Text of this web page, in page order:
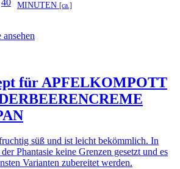
MINUTEN [ca.]
für APFELKOMPOTT
süß und ist leicht bekömmlich. In
Phantasie keine Grenzen gesetzt und es
Varianten zubereitet werden.